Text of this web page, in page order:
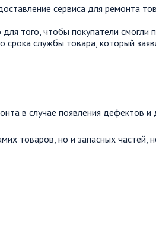
сервиса для ремонта
того, чтобы покупатели смогли
службы товара, который
в случае появления дефектов и
товаров, но и запасных частей,